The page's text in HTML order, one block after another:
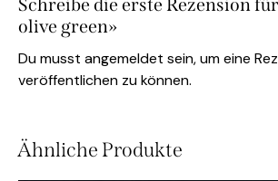
Schreibe die erste Rezension
olive green»
Du musst angemeldet sein, um eine
veröffentlichen zu können.
Ähnliche Produkte